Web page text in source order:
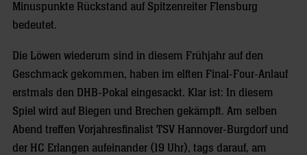
Minuspunkte Rückstand auf Spitzenreiter Flensburg
bedeutet.
Die Löwen wiederum sind in diesem Frühjahr auf den
Geschmack gekommen, haben im elften Final-Four-Anlauf
erstmals den DHB-Pokal eingesackt. Klar ist: In diesem
Spiel wird auf Biegen und Brechen gekämpft. Am selben
Abend treffen Vorjahresfinalist TSV Hannover-Burgdorf und
der HC Erlangen aufeinander (19 Uhr), tags darauf, am